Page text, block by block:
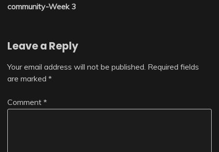
community-Week 3
Leave a Reply
Your email address will not be published. Required fields
are marked *
Comment *